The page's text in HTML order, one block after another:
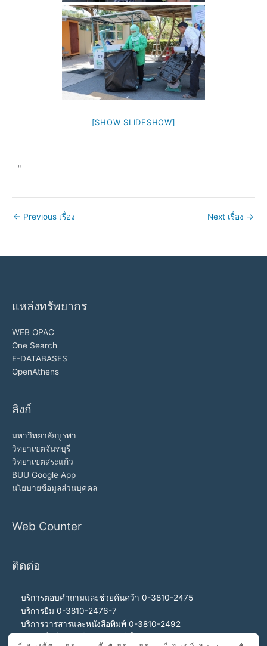
[SHOW SLIDESHOW]
"
← Previous เรื่อง Next เรื่อง →
แหล่งทรัพยากร
WEB OPAC
One Search
E-DATABASES
OpenAthens
ลิงก์
มหาวิทยาลัยบูรพา
วิทยาเขตจันทบุรี
วิทยาเขตสระแก้ว
BUU Google App
นโยบายข้อมูลส่วนบุคคล
Web Counter
ติดต่อ
บริการตอบคำถามและช่วยค้นคว้า 0-3810-2475
บริการยืม 0-3810-2476-7
บริการวารสารและหนังสือพิมพ์ 0-3810-2492